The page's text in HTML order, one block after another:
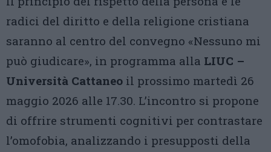
radici del diritto e della religione cristiana
saranno al centro del convegno «Nessuno mi
può giudicare», in programma alla LIUC –
Università Cattaneo il prossimo martedì 26
maggio 2026 alle 17.30. L’incontro si propone
di offrire strumenti cognitivi per contrastare
l’omofobia, analizzando i presupposti della